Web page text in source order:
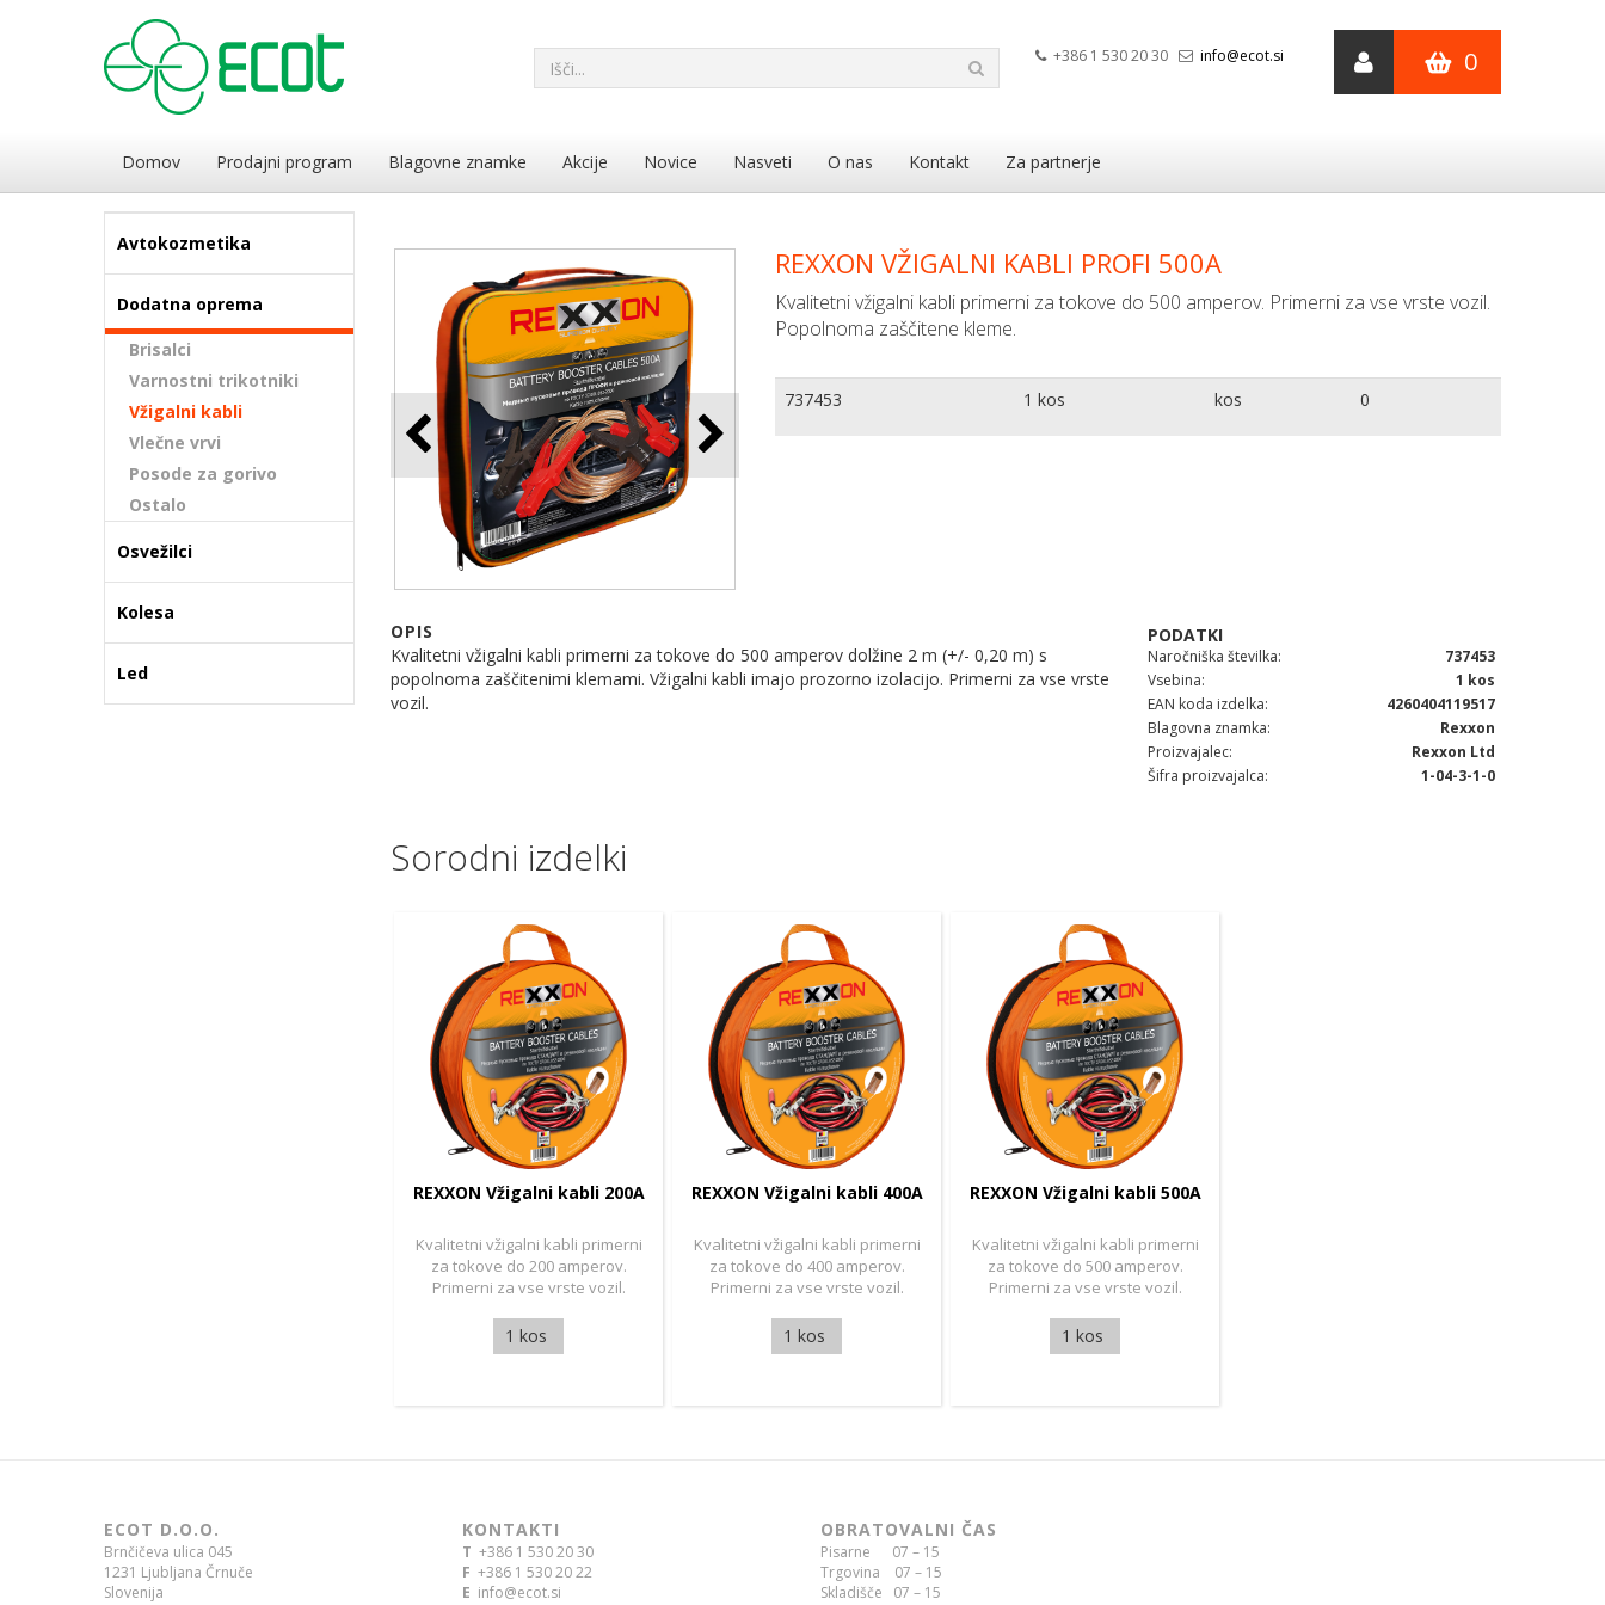
0
+386 1 530 20 30 info@ecot.si
Domov Prodajni program Blagovne znamke Akcije Novice Nasveti O nas Kontakt Za partnerje
Avtokozmetika
Dodatna oprema
Brisalci
Varnostni trikotniki
Vžigalni kabli
Vlečne vrvi
Posode za gorivo
Ostalo
Osvežilci
Kolesa
Led
REXXON VŽIGALNI KABLI PROFI 500A
Kvalitetni vžigalni kabli primerni za tokove do 500 amperov. Primerni za vse vrste vozil.
Popolnoma zaščitene kleme.
737453 1 kos kos 0
OPIS
Kvalitetni vžigalni kabli primerni za tokove do 500 amperov dolžine 2 m (+/- 0,20 m) s
popolnoma zaščitenimi klemami. Vžigalni kabli imajo prozorno izolacijo. Primerni za vse vrste
vozil.
Naročniška številka
737453
Vsebina
1 kos
EAN koda izdelka
4260404119517
Blagovna znamka
Rexxon
Proizvajalec
Rexxon Ltd
Šifra proizvajalca
1-04-3-1-0
Sorodni izdelki
REXXON Vžigalni kabli 200A
Kvalitetni vžigalni kabli primerni
za tokove do 200 amperov.
Primerni za vse vrste vozil.
1 kos
REXXON Vžigalni kabli 400A
Kvalitetni vžigalni kabli primerni
za tokove do 400 amperov.
Primerni za vse vrste vozil.
1 kos
REXXON Vžigalni kabli 500A
Kvalitetni vžigalni kabli primerni
za tokove do 500 amperov.
Primerni za vse vrste vozil.
1 kos
ECOT D.O.O.
Brnčičeva ulica 045
1231 Ljubljana Črnuče
Slovenija
KONTAKTI
T +386 1 530 20 30
F +386 1 530 20 22
E info@ecot.si
OBRATOVALNI ČAS
Pisarne 07 – 15
Trgovina 07 – 15
Skladišče 07 – 15